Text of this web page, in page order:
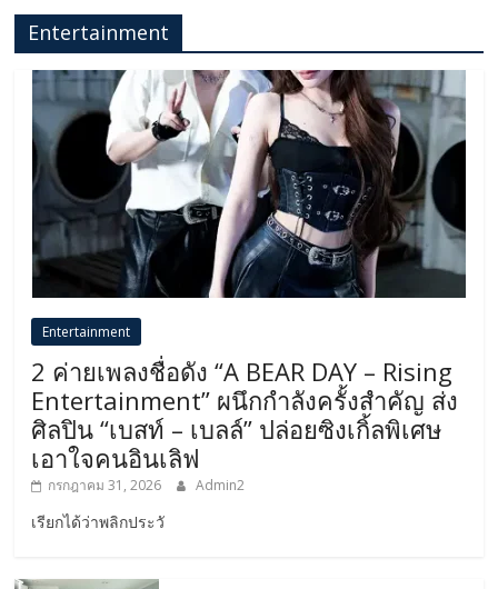
Entertainment
Entertainment
2 ค่ายเพลงชื่อดัง “A BEAR DAY – Rising
Entertainment” ผนึกกำลังครั้งสำคัญ ส่ง
ศิลปิน “เบสท์ – เบลล์” ปล่อยซิงเกิ้ลพิเศษ
เอาใจคนอินเลิฟ
กรกฎาคม 31, 2026 Admin2
เรียกได้ว่าพลิกประวั